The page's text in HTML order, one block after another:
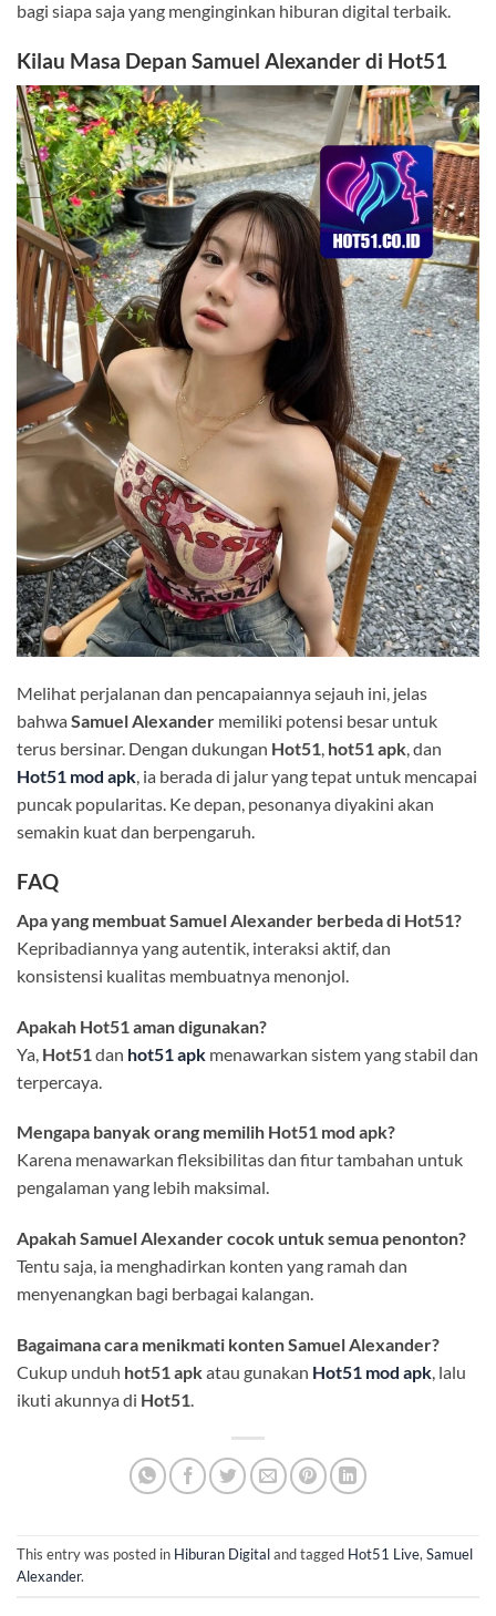
bagi siapa saja yang menginginkan hiburan digital terbaik.
Kilau Masa Depan Samuel Alexander di Hot51
Melihat perjalanan dan pencapaiannya sejauh ini, jelas
bahwaSamuel Alexander memiliki potensi besar untuk
terus bersinar. Dengan dukungan Hot51, hot51 apk, dan
Hot51 mod apk, ia berada di jalur yang tepat untuk mencapai
puncak popularitas. Ke depan, pesonanya diyakini akan
semakin kuat dan berpengaruh.
FAQ
Apa yang membuat Samuel Alexander berbeda di Hot51?
Kepribadiannya yang autentik, interaksi aktif, dan
konsistensi kualitas membuatnya menonjol.
Apakah Hot51 aman digunakan?
Ya, Hot51 dan hot51 apk menawarkan sistem yang stabil dan
terpercaya.
Mengapa banyak orang memilih Hot51 mod apk?
Karena menawarkan fleksibilitas dan fitur tambahan untuk
pengalaman yang lebih maksimal.
Apakah Samuel Alexander cocok untuk semua penonton?
Tentu saja, ia menghadirkan konten yang ramah dan
menyenangkan bagi berbagai kalangan.
Bagaimana cara menikmati konten Samuel Alexander?
Cukup unduh hot51 apkatau gunakan Hot51 mod apk, lalu
ikuti akunnya di Hot51.
This entry was posted in Hiburan Digitaland tagged Hot51 Live,Samuel
Alexander.